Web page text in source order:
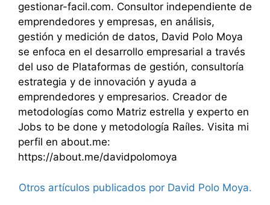
gestionar-facil.com. Consultor independiente de
emprendedores y empresas, en análisis,
gestión y medición de datos, David Polo Moya
se enfoca en el desarrollo empresarial a través
del uso de Plataformas de gestión, consultoría
estrategia y de innovación y ayuda a
emprendedores y empresarios. Creador de
metodologías como Matriz estrella y experto en
Jobs to be done y metodología Raíles. Visita mi
perfil en about.me:
https://about.me/davidpolomoya
Otros artículos publicados por David Polo Moya.